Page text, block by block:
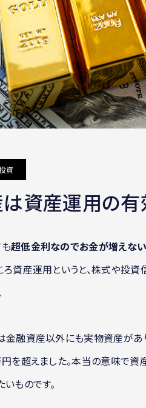
資
資産運用の
超低金利なのでお金が増えな
ろ資産運用というと、株式や投
金融資産以外にも実物資産があ
を超えました。本当の意味で資
ものです。